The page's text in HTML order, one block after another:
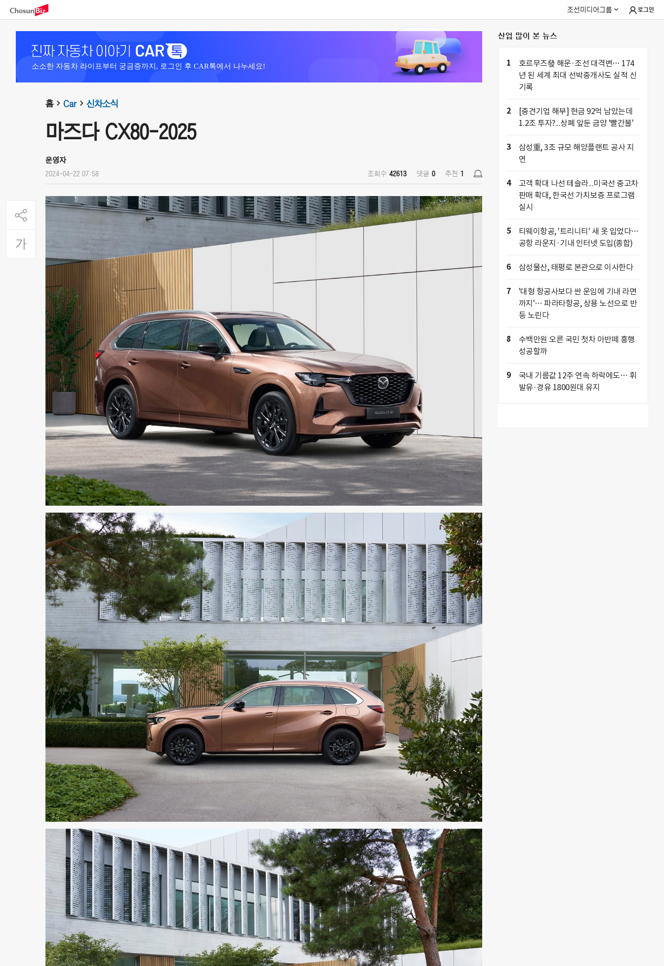
조선미디어그룹 로그인
소소한 자동차 라이프부터 궁금증까지, 로그인 후 CAR톡에서 나누세요!
홈 Car 신차소식
마즈다 CX80-2025
운영자
2024-04-22 07:58 조회수 42613 댓글 0 추천 1
산업 많이 본 뉴스